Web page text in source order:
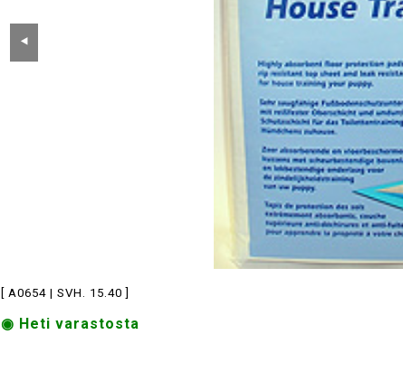
⯇
[ A0654 | SVH. 15.40 ]
◉ Heti varastosta